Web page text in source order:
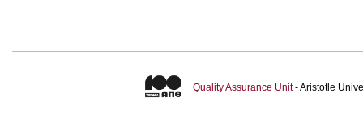
Quality Assurance Unit- Aristotle